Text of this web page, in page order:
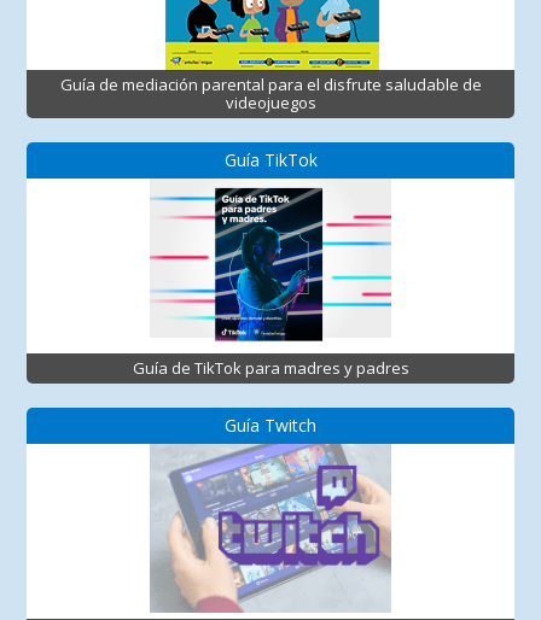
Guía de mediación parental para el disfrute saludable de
videojuegos
Guía TikTok
Guía de TikTok para madres y padres
Guía Twitch